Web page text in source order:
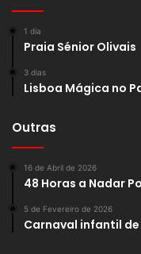
1 dia
Praia Sénior Olivais
3 dias
Lisboa Mágica no
Outras
16 de Abril de 2026
48 Horas a Nadar
5 de Fevereiro de 2026
Carnaval infantil